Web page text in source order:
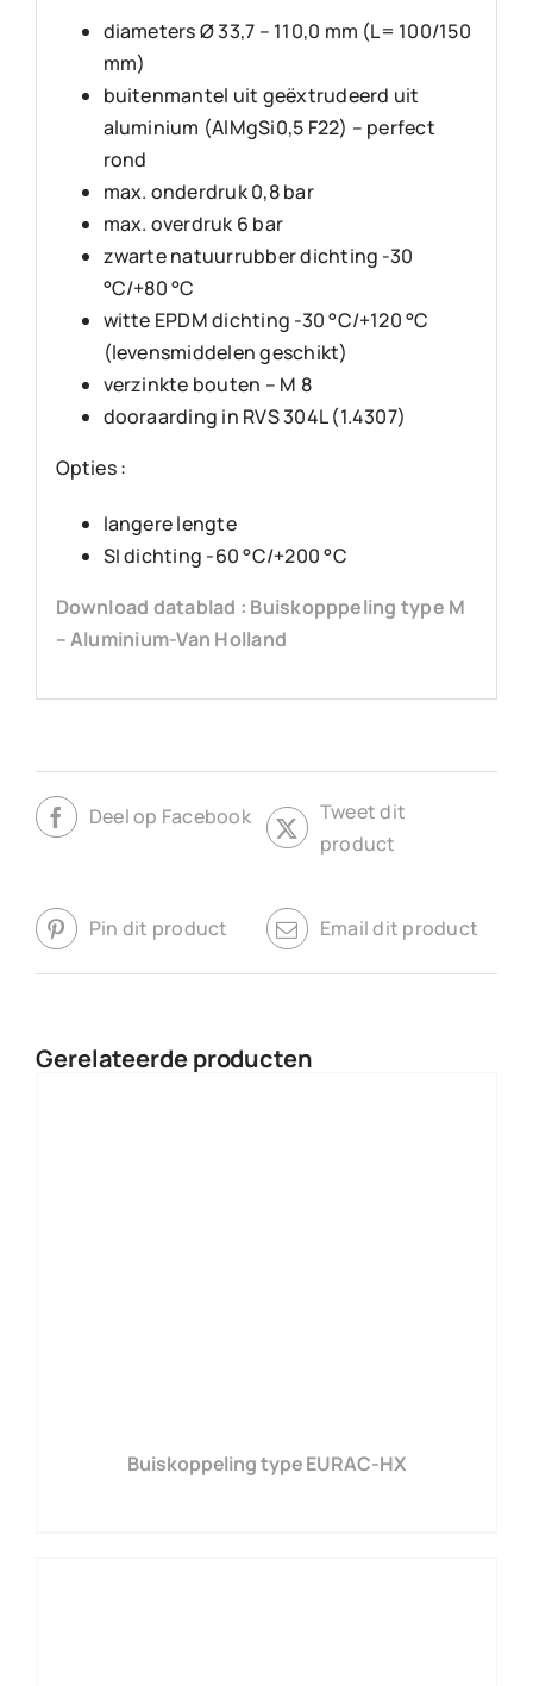
diameters Ø 33,7 – 110,0 mm (L= 100/150
mm)
buitenmantel uit geëxtrudeerd uit
aluminium (AlMgSi0,5 F22) – perfect
rond
max. onderdruk 0,8 bar
max. overdruk 6 bar
zwarte natuurrubber dichting -30
°C/+80 °C
witte EPDM dichting -30 °C/+120 °C
(levensmiddelen geschikt)
verzinkte bouten – M 8
dooraarding in RVS 304L (1.4307)
Opties :
langere lengte
SI dichting -60 °C/+200 °C
Download datablad : Buiskopppeling type M
– Aluminium-Van Holland
Deel op Facebook
Tweet dit
product
Pin dit product Email dit product
Gerelateerde producten
Buiskoppeling type EURAC-HX